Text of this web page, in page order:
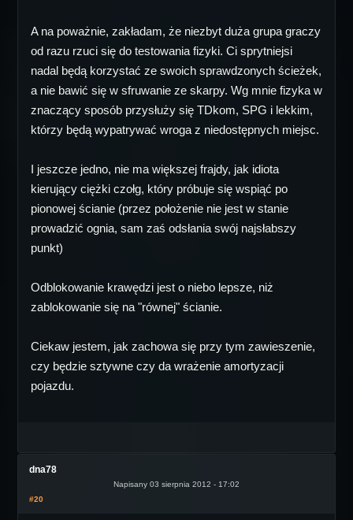
A na poważnie, zakładam, że niezbyt duża grupa graczy
od razu rzuci się do testowania fizyki. Ci sprytniejsi
nadal będą korzystać ze swoich sprawdzonych ścieżek,
a nie bawić się w sfruwanie ze skarpy. Wg mnie fizyka w
znaczący sposób przysłuży się TDkom, SPG i lekkim,
którzy będą wypatrywać wroga z niedostępnych miejsc.
I jeszcze jedno, nie ma większej frajdy, jak idiota
kierujący ciężki czołg, który próbuje się wspiąć po
pionowej ścianie (przez położenie nie jest w stanie
prowadzić ognia, sam zaś odsłania swój najsłabszy
punkt)
Odblokowanie krawędzi jest o niebo lepsze, niż
zablokowanie się na "równej" ścianie.
Ciekaw jestem, jak zachowa się przy tym zawieszenie,
czy będzie sztywne czy da wrażenie amortyzacji
pojazdu.
dna78
Napisany 03 sierpnia 2012 - 17:02
#20